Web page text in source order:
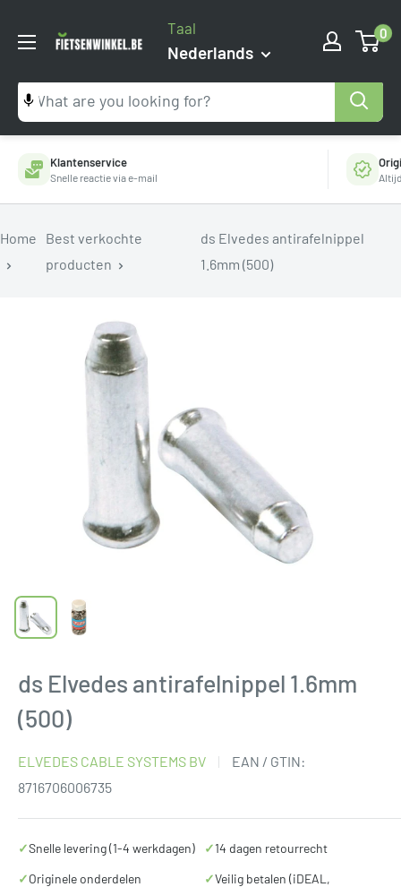
naar
Fietsenwinkel.be
Taal
Nederlands
0
Klantenservice
Snelle reactie via e-mail
Home
Best verkochte
producten
ds Elvedes antirafelnippel
1.6mm (500)
ds Elvedes antirafelnippel 1.6mm
(500)
ELVEDES CABLE SYSTEMS BV
EAN / GTIN:
8716706006735
✓Snelle levering (1-4 werkdagen) ✓14 dagen retourrecht
✓Originele onderdelen ✓Veilig betalen (iDEAL,